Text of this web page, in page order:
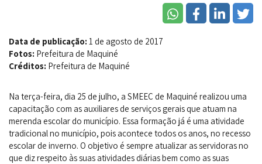
Data de publicação: 1 de agosto de 2017
Fotos: Prefeitura de Maquiné
Créditos: Prefeitura de Maquiné
Na terça-feira, dia 25 de julho, a SMEEC de Maquiné realizou uma
capacitação com as auxiliares de serviços gerais que atuam na
merenda escolar do município. Essa formação já é uma atividade
tradicional no município, pois acontece todos os anos, no recesso
escolar de inverno. O objetivo é sempre atualizar as servidoras no
que diz respeito às suas atividades diárias bem como as suas